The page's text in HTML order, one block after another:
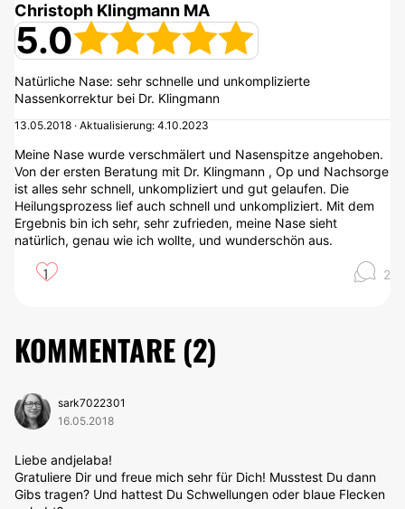
Christoph Klingmann MA
5.0
Natürliche Nase: sehr schnelle und unkomplizierte
Nassenkorrektur bei Dr. Klingmann
13.05.2018 · Aktualisierung: 4.10.2023
Meine Nase wurde verschmälert und Nasenspitze angehoben.
Von der ersten Beratung mit Dr. Klingmann , Op und Nachsorge
ist alles sehr schnell, unkompliziert und gut gelaufen. Die
Heilungsprozess lief auch schnell und unkompliziert. Mit dem
Ergebnis bin ich sehr, sehr zufrieden, meine Nase sieht
natürlich, genau wie ich wollte, und wunderschön aus.
1 2
KOMMENTARE (2)
sark7022301
16.05.2018
Liebe andjelaba!
Gratuliere Dir und freue mich sehr für Dich! Musstest Du dann
Gibs tragen? Und hattest Du Schwellungen oder blaue Flecken